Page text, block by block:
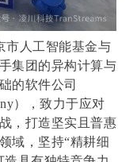
市人工智能基金与
集团的异构计算与
的软件公司
），致力于应对
，打造坚实且普惠
域，坚持“精耕细